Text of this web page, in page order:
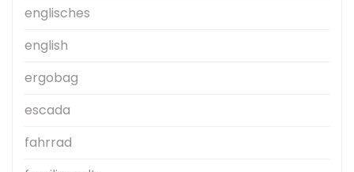
englisches
english
ergobag
escada
fahrrad